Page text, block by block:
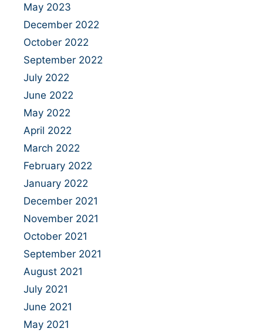
May 2023
December 2022
October 2022
September 2022
July 2022
June 2022
May 2022
April 2022
March 2022
February 2022
January 2022
December 2021
November 2021
October 2021
September 2021
August 2021
July 2021
June 2021
May 2021